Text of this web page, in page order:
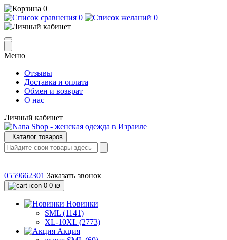
0
0
0
Меню
Отзывы
Доставка и оплата
Обмен и возврат
О нас
Личный кабинет
Каталог товаров
0559662301 Заказать звонок
0 0 ₪
Новинки
SML (1141)
XL-10XL (2773)
Акция